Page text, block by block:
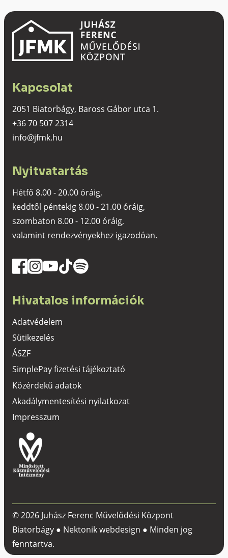
Kapcsolat
2051 Biatorbágy, Baross Gábor utca 1.
+36 70 507 2314
info@jfmk.hu
Nyitvatartás
Hétfő 8.00 - 20.00 óráig,
keddtől péntekig 8.00 - 21.00 óráig,
szombaton 8.00 - 12.00 óráig,
valamint rendezvényekhez igazodóan.
Hivatalos információk
Adatvédelem
Sütikezelés
ÁSZF
SimplePay fizetési tájékoztató
Közérdekű adatok
Akadálymentesítési nyilatkozat
Impresszum
© 2026 Juhász Ferenc Művelődési Központ
Biatorbágy ● Nektonik webdesign ● Minden jog
fenntartva.